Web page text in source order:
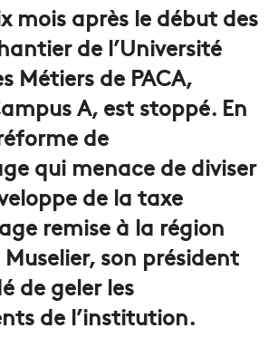
mois après le début des
de l’Université
Métiers de PACA,
A, est stoppé. En
de
qui menace de diviser
de la taxe
remise à la région
son président
de geler les
de l’institution.